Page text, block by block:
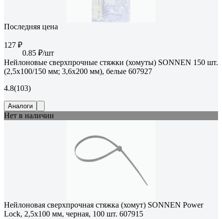
Последняя цена
127 ₽
0.85 ₽/шт
Нейлоновые сверхпрочные стяжки (хомуты) SONNEN 150 шт.
(2,5x100/150 мм; 3,6x200 мм), белые 607927
4.8(103)
Аналоги
Нет в наличии
Нейлоновая сверхпрочная стяжка (хомут) SONNEN Power
Lock, 2,5x100 мм, черная, 100 шт. 607915